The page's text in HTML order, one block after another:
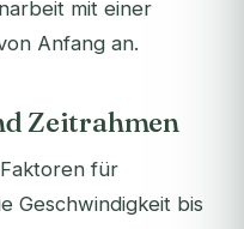
mit einer
Anfang an.
Zeitrahmen
für
Geschwindigkeit bis